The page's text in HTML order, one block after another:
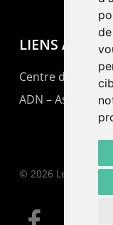
LIENS AMIS
Centre de culture
ADN –
© 2026 Le
facebook